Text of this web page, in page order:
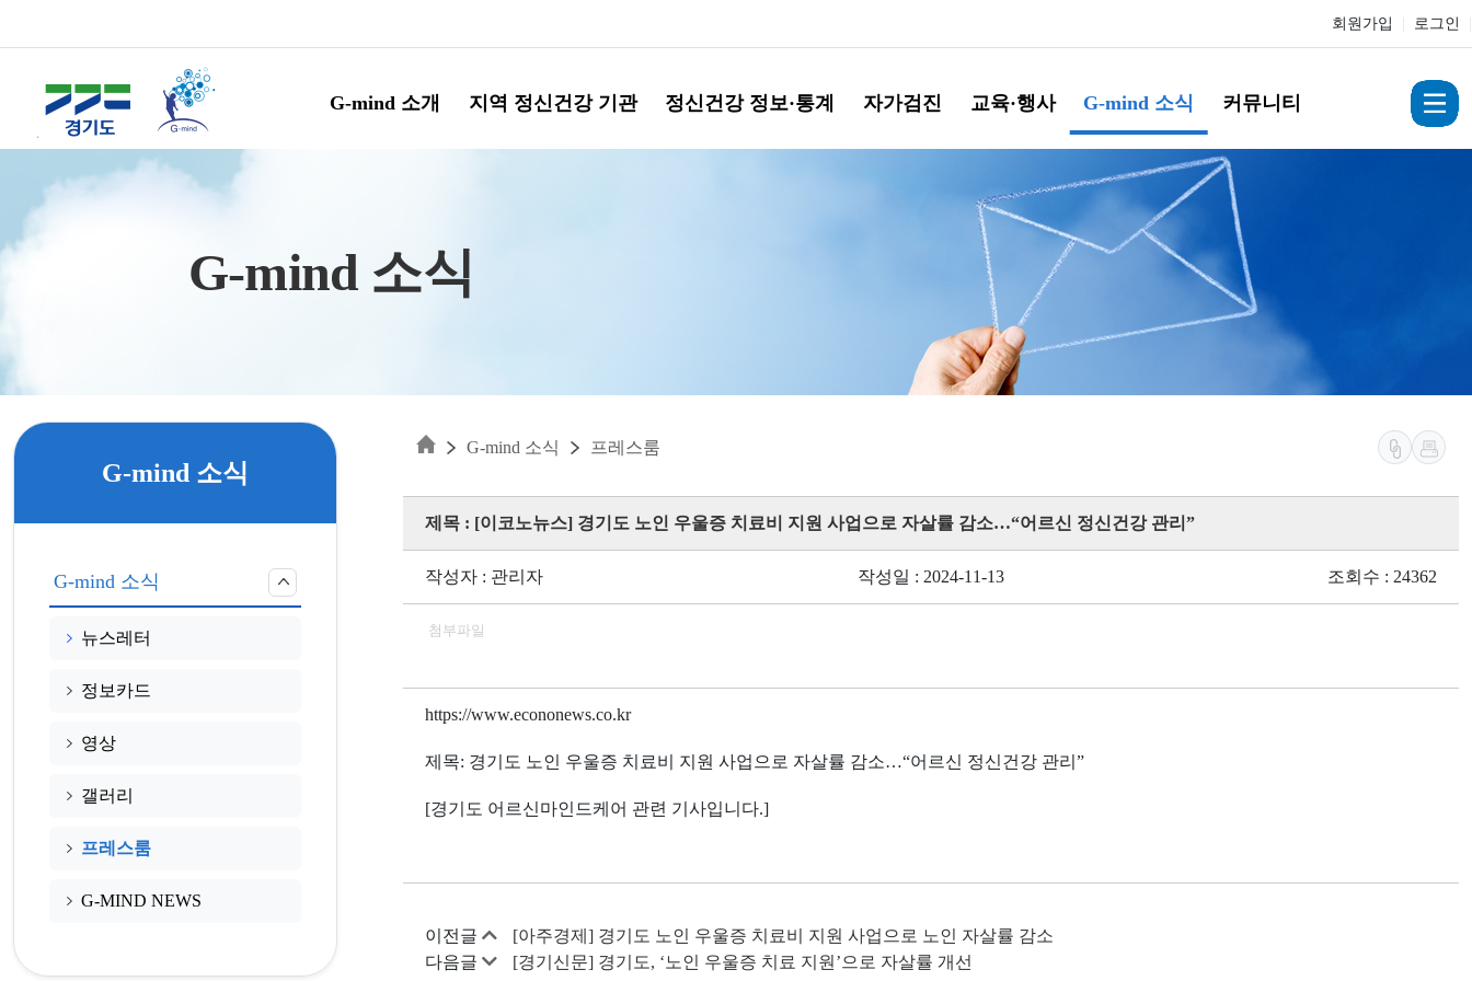
회원가입 로그인
G-mind 소개 지역 정신건강 기관 정신건강 정보·통계 자가검진 교육·행사 G-mind 소식 커뮤니티
G-mind 소식
G-mind 소식
G-mind 소식
뉴스레터
정보카드
영상
갤러리
프레스룸
G-MIND NEWS
G-mind 소식 프레스룸
제목 : [이코노뉴스] 경기도 노인 우울증 치료비 지원 사업으로 자살률 감소…“어르신 정신건강 관리”
작성자 : 관리자 작성일 : 2024-11-13 조회수 : 24362
첨부파일
https://www.econonews.co.kr
제목: 경기도 노인 우울증 치료비 지원 사업으로 자살률 감소…“어르신 정신건강 관리 ”
[경기도 어르신마인드케어 관련 기사입니다.]
이전글
[아주경제] 경기도 노인 우울증 치료비 지원 사업으로 노인 자살률 감소
다음글
[경기신문] 경기도, ‘노인 우울증 치료 지원’으로 자살률 개선